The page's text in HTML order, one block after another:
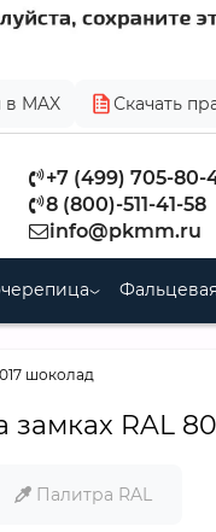
в MAX Скачать
+7 (499) 705-80-
8 (800)-511-41-58
info@pkmm.ru
шоколад
RAL
Палитра RAL